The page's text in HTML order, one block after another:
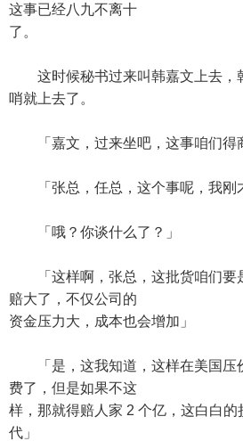
这事已经八九不离十
了。
这时候秘书过来叫韩嘉文上去，
哨就上去了。
「嘉文，过来坐吧，这事咱们得
「张总，任总，这个事呢，我刚
「哦？你谈什么了？」
「这样啊，张总，这批货咱们要
赔大了，不仅公司的
资金压力大，成本也会增加」
「是，这我知道，这样在美国压
费了，但是如果不这
样，那就得赔人家 2 个亿，这白白
代」